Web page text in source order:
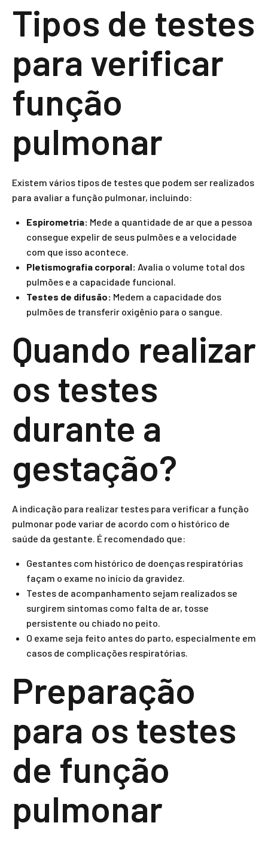
Tipos de testes
para verificar
função
pulmonar
Existem vários tipos de testes que podem ser realizados
para avaliar a função pulmonar, incluindo:
Espirometria: Mede a quantidade de ar que a pessoa
consegue expelir de seus pulmões e a velocidade
com que isso acontece.
Pletismografia corporal: Avalia o volume total dos
pulmões e a capacidade funcional.
Testes de difusão: Medem a capacidade dos
pulmões de transferir oxigênio para o sangue.
Quando realizar
os testes
durante a
gestação?
A indicação para realizar testes para verificar a função
pulmonar pode variar de acordo com o histórico de
saúde da gestante. É recomendado que:
Gestantes com histórico de doenças respiratórias
façam o exame no início da gravidez.
Testes de acompanhamento sejam realizados se
surgirem sintomas como falta de ar, tosse
persistente ou chiado no peito.
O exame seja feito antes do parto, especialmente em
casos de complicações respiratórias.
Preparação
para os testes
de função
pulmonar